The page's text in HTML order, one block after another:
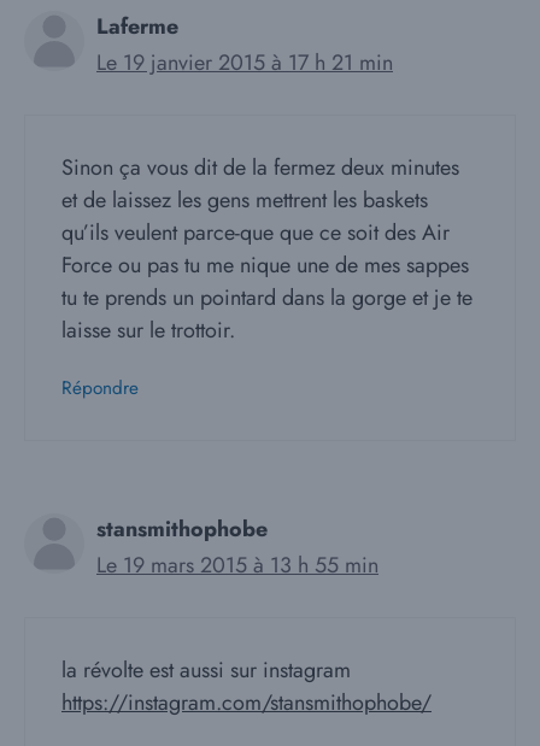
Laferme
Le 19 janvier 2015 à 17 h 21 min
Sinon ça vous dit de la fermez deux minutes
et de laissez les gens mettrent les baskets
qu’ils veulent parce-que que ce soit des Air
Force ou pas tu me nique une de mes sappes
tu te prends un pointard dans la gorge et je te
laisse sur le trottoir.
Répondre
stansmithophobe
Le 19 mars 2015 à 13 h 55 min
la révolte est aussi sur instagram
https://instagram.com/stansmithophobe/